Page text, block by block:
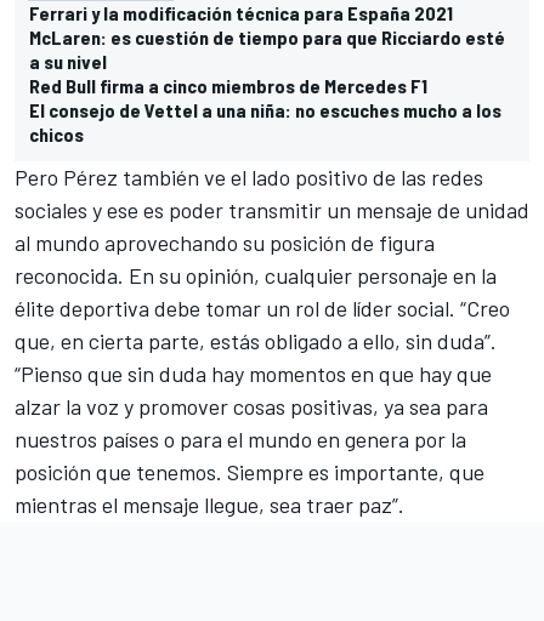
Ferrari y la modificación técnica para España 2021
McLaren: es cuestión de tiempo para que Ricciardo esté
a su nivel
Red Bull firma a cinco miembros de Mercedes F1
El consejo de Vettel a una niña: no escuches mucho a los
chicos
Pero Pérez también ve el lado positivo de las redes
sociales y ese es poder transmitir un mensaje de unidad
al mundo aprovechando su posición de figura
reconocida. En su opinión, cualquier personaje en la
élite deportiva debe tomar un rol de líder social. “Creo
que, en cierta parte, estás obligado a ello, sin duda”.
“Pienso que sin duda hay momentos en que hay que
alzar la voz y promover cosas positivas, ya sea para
nuestros países o para el mundo en genera por la
posición que tenemos. Siempre es importante, que
mientras el mensaje llegue, sea traer paz”.